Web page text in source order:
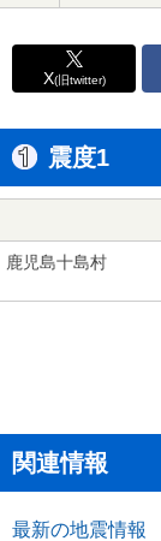
X(旧twitter)
震度1
鹿児島十島村
関連情報
最新の地震情報